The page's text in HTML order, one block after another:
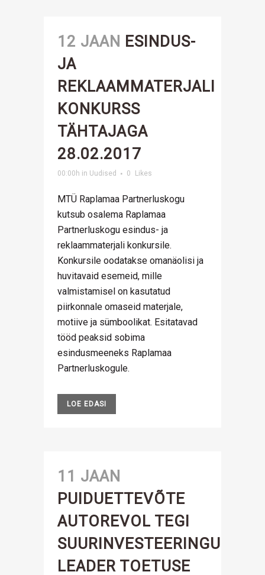
12 JAAN ESINDUS-
JA
REKLAAMMATERJALI
KONKURSS
TÄHTAJAGA
28.02.2017
00:00h in Uudised 0 Likes
MTÜ Raplamaa Partnerluskogu
kutsub osalema Raplamaa
Partnerluskogu esindus- ja
reklaammaterjali konkursile.
Konkursile oodatakse omanäolisi ja
huvitavaid esemeid, mille
valmistamisel on kasutatud
piirkonnale omaseid materjale,
motiive ja sümboolikat. Esitatavad
tööd peaksid sobima
esindusmeeneks Raplamaa
Partnerluskogule.
LOE EDASI
11 JAAN
PUIDUETTEVÕTE
AUTOREVOL TEGI
SUURINVESTEERINGU
LEADER TOETUSE